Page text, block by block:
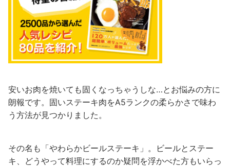
安いお肉を焼いても固くなっちゃうしな…とお悩みの方に
朗報です。固いステーキ肉をA5ランクの柔らかさで味わ
う方法が見つかりました。
その名も「やわらかビールステーキ」。ビールとステー
キ、どうやって料理にするのか疑問を浮かべた方もいらっ